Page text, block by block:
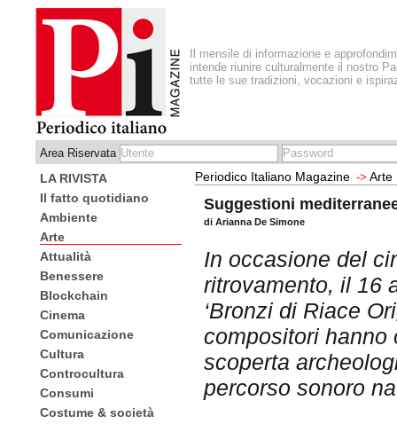
Il mensile di informazione e
intende riunire culturalmente il nostro
tutte le sue tradizioni, vocazioni e
Area Riservata
LA RIVISTA
Il fatto quotidiano
Ambiente
Arte
Attualità
Benessere
Blockchain
Cinema
Comunicazione
Cultura
Controcultura
Consumi
Costume & società
Periodico Italiano Magazine -> Arte
Suggestioni
di Arianna De Simone
In occasione del
ritrovamento, il 16
‘Bronzi di Riace
compositori hanno
scoperta
percorso sonoro